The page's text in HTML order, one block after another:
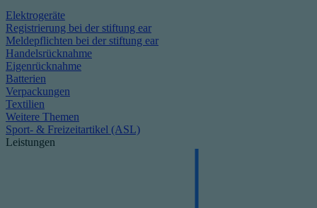
Elektrogeräte
Registrierung bei der stiftung ear
Meldepflichten bei der stiftung ear
Handelsrücknahme
Eigenrücknahme
Batterien
Verpackungen
Textilien
Weitere Themen
Sport- & Freizeitartikel (ASL)
Leistungen